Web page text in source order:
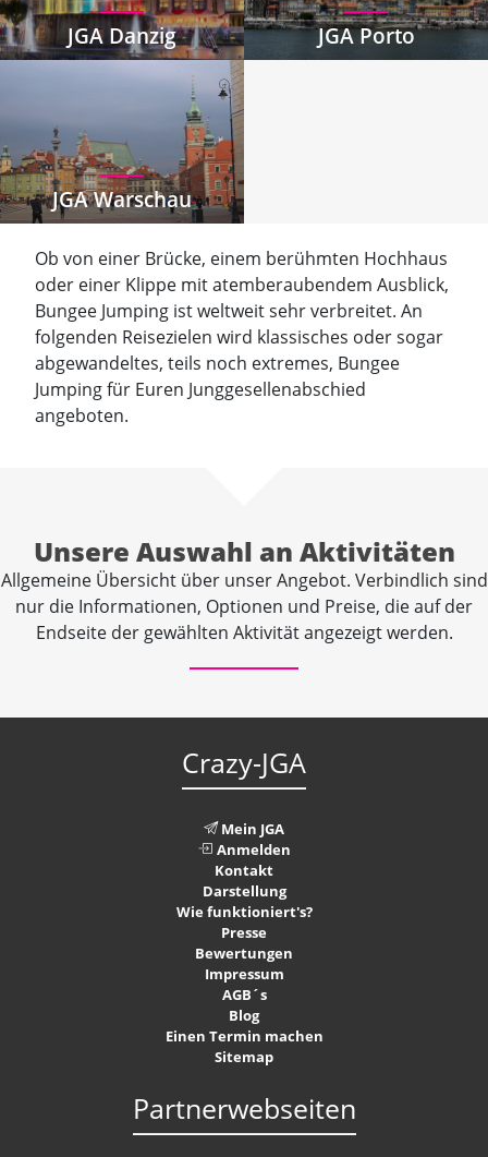
JGA Danzig JGA Porto
JGA Warschau
Ob von einer Brücke, einem berühmten Hochhaus
oder einer Klippe mit atemberaubendem Ausblick,
Bungee Jumping ist weltweit sehr verbreitet. An
folgenden Reisezielen wird klassisches oder sogar
abgewandeltes, teils noch extremes, Bungee
Jumping für Euren Junggesellenabschied
angeboten.
Unsere Auswahl an Aktivitäten
Allgemeine Übersicht über unser Angebot. Verbindlich sind
nur die Informationen, Optionen und Preise, die auf der
Endseite der gewählten Aktivität angezeigt werden.
Crazy-JGA
Mein JGA
Anmelden
Kontakt
Darstellung
Wie funktioniert's?
Presse
Bewertungen
Impressum
AGB´s
Blog
Einen Termin machen
Sitemap
Partnerwebseiten